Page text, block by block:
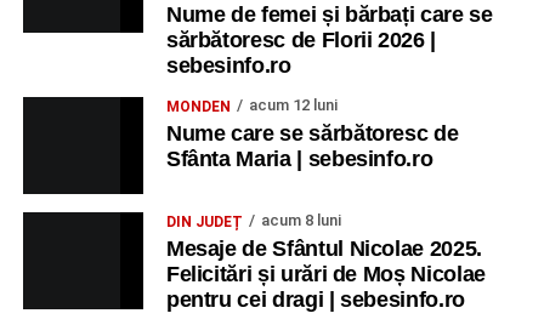
Nume de femei și bărbați care se
sărbătoresc de Florii 2026 |
sebesinfo.ro
MONDEN acum 12 luni
Nume care se sărbătoresc de
Sfânta Maria | sebesinfo.ro
DIN JUDEȚ acum 8 luni
Mesaje de Sfântul Nicolae 2025.
Felicitări și urări de Moș Nicolae
pentru cei dragi | sebesinfo.ro